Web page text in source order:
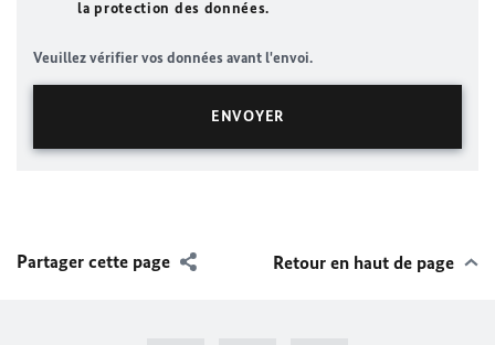
la protection des données.
Veuillez vérifier vos données avant l'envoi.
Partager cette page Retour en haut de page